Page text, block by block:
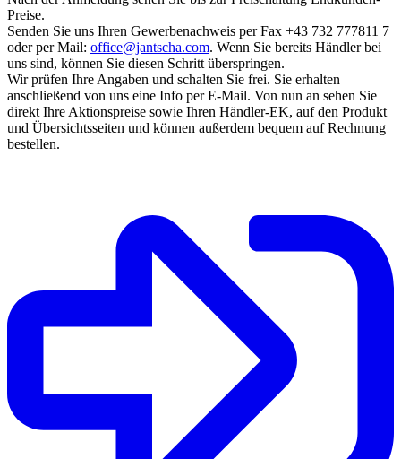
Preise.
Senden Sie uns Ihren Gewerbenachweis per Fax +43 732 777811 7
oder per Mail: office@jantscha.com. Wenn Sie bereits Händler bei
uns sind, können Sie diesen Schritt überspringen.
Wir prüfen Ihre Angaben und schalten Sie frei. Sie erhalten
anschließend von uns eine Info per E-Mail. Von nun an sehen Sie
direkt Ihre Aktionspreise sowie Ihren Händler-EK, auf den Produkt
und Übersichtsseiten und können außerdem bequem auf Rechnung
bestellen.